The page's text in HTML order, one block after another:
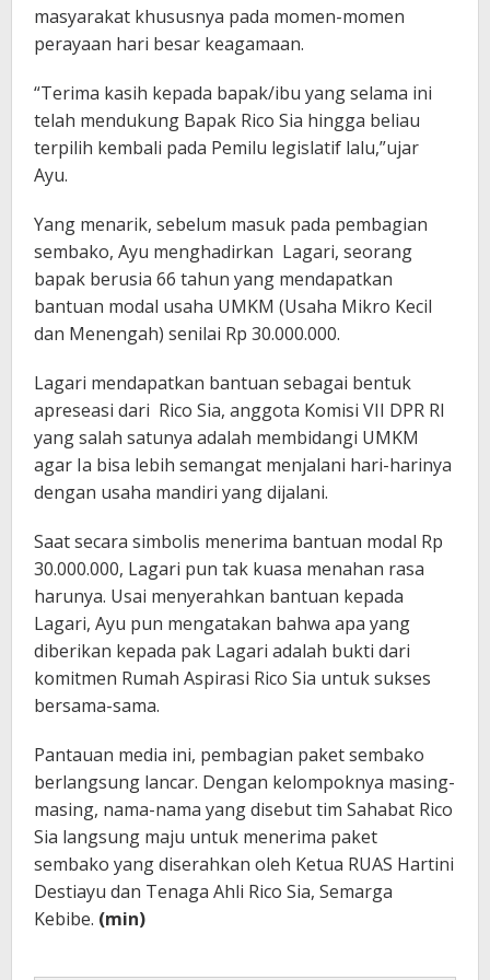
masyarakat khususnya pada momen-momen
perayaan hari besar keagamaan.
“Terima kasih kepada bapak/ibu yang selama ini
telah mendukung Bapak Rico Sia hingga beliau
terpilih kembali pada Pemilu legislatif lalu,”ujar
Ayu.
Yang menarik, sebelum masuk pada pembagian
sembako, Ayu menghadirkan Lagari, seorang
bapak berusia 66 tahun yang mendapatkan
bantuan modal usaha UMKM (Usaha Mikro Kecil
dan Menengah) senilai Rp 30.000.000.
Lagari mendapatkan bantuan sebagai bentuk
apreseasi dari Rico Sia, anggota Komisi VII DPR RI
yang salah satunya adalah membidangi UMKM
agar Ia bisa lebih semangat menjalani hari-harinya
dengan usaha mandiri yang dijalani.
Saat secara simbolis menerima bantuan modal Rp
30.000.000, Lagari pun tak kuasa menahan rasa
harunya. Usai menyerahkan bantuan kepada
Lagari, Ayu pun mengatakan bahwa apa yang
diberikan kepada pak Lagari adalah bukti dari
komitmen Rumah Aspirasi Rico Sia untuk sukses
bersama-sama.
Pantauan media ini, pembagian paket sembako
berlangsung lancar. Dengan kelompoknya masing-
masing, nama-nama yang disebut tim Sahabat Rico
Sia langsung maju untuk menerima paket
sembako yang diserahkan oleh Ketua RUAS Hartini
Destiayu dan Tenaga Ahli Rico Sia, Semarga
Kebibe. (min)